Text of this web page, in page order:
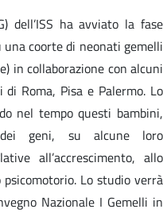
dell’ISS ha avviato la fase
coorte di neonati gemelli
in collaborazione con alcuni
Roma, Pisa e Palermo. Lo
nel tempo questi bambini,
geni, su alcune loro
all’accrescimento, allo
Lo studio verrà
Nazionale I Gemelli in